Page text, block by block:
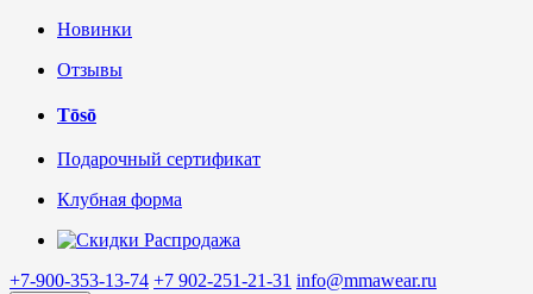
Новинки
Отзывы
Tōsō
Подарочный сертификат
Клубная форма
Распродажа
+7-900-353-13-74 +7 902-251-21-31 info@mmawear.ru